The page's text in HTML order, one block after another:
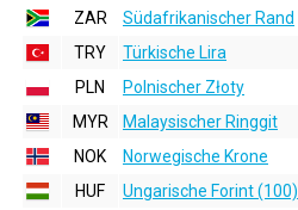
ZAR
Südafrikanischer Rand
TRY
Türkische Lira
PLN
Polnischer Złoty
MYR
Malaysischer Ringgit
NOK
Norwegische Krone
HUF
Ungarische Forint (100)